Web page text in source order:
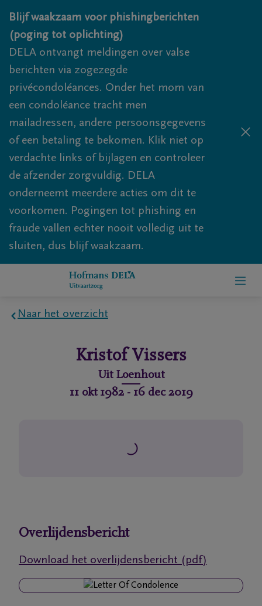
Overslaan en naar inhoud gaan
Blijf waakzaam voor phishingberichten
(poging tot oplichting)
DELA ontvangt meldingen over valse
berichten via zogezegde
privécondoléances. Onder het mom van
een condoléance tracht men
mailadressen, andere persoonsgegevens
of een betaling te bekomen. Klik niet op
verdachte links of bijlagen en controleer
de afzender zorgvuldig. DELA
onderneemt meerdere acties om dit te
voorkomen. Pogingen tot phishing en
fraude vallen echter nooit volledig uit te
sluiten, dus blijf waakzaam.
Naar het overzicht
Kristof Vissers
Uit Loenhout
11 okt 1982- 16 dec 2019
Overlijdensbericht
Download het overlijdensbericht (pdf)